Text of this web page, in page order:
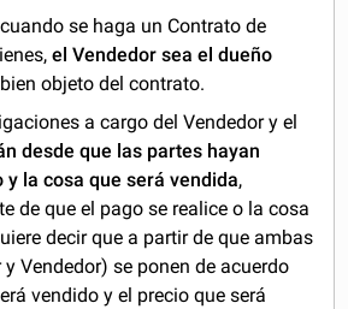
se haga un Contrato de
el Vendedor sea el dueño
objeto del contrato.
a cargo del Vendedor y el
desde que las partes hayan
la cosa que será vendida,
de que el pago se realice o la cosa
decir que a partir de que ambas
Vendedor) se ponen de acuerdo
vendido y el precio que será